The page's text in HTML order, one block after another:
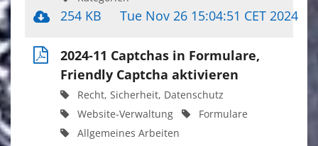
254 KB Tue Nov 26 15:04:51 CET 2024
2024-11 Captchas in Formulare,
Friendly Captcha aktivieren
Recht, Sicherheit, Datenschutz
Website-Verwaltung
Formulare
Allgemeines Arbeiten